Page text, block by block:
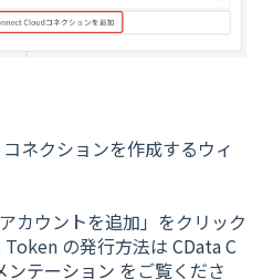
ネクションを作成するウィ
カウントを追加」をクリック
Token の発行方法は CData C
テーション をご覧くださ